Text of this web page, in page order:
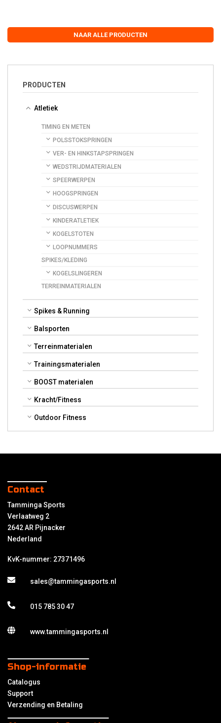
NAAR ALLE PRODUCTEN
PRODUCTEN
Atletiek
TIMING EN METEN
POLSSTOKSPRINGEN
VER- EN HINKSTAPSPRINGEN
WEDSTRIJDMATERIALEN
SPEERWERPEN
HOOGSPRINGEN
DISCUSWERPEN
KINDERATLETIEK
KOGELSTOTEN
LOOPNUMMERS
SPIKES/KLEDING
KOGELSLINGEREN
TERREINMATERIALEN
Spikes & Running
Balsporten
Terreinmaterialen
Trainingsmaterialen
BOOST materialen
Kracht/Fitness
Outdoor Fitness
Contact
Tamminga Sports
Verlaatweg 2
2642 AR Pijnacker
Nederland
KvK-nummer: 27371496
sales@tammingasports.nl
015 785 30 47
www.tammingasports.nl
Shop-informatie
Catalogus
Support
Verzending en Betaling